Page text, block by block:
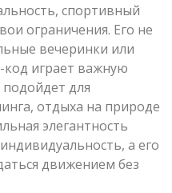
спортивный
ограничения. Его не
вечеринки или
код играет важную
для
отдыха на природе
элегантность
а его
движением без